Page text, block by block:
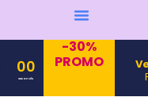
00
Seconds
-30%
PROMO